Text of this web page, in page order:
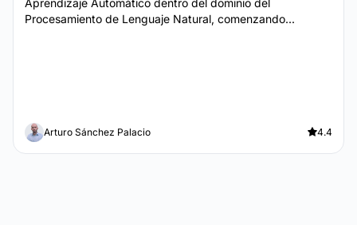
Aprendizaje Automático dentro del dominio del
Procesamiento de Lenguaje Natural, comenzando...
Arturo Sánchez Palacio 4.4